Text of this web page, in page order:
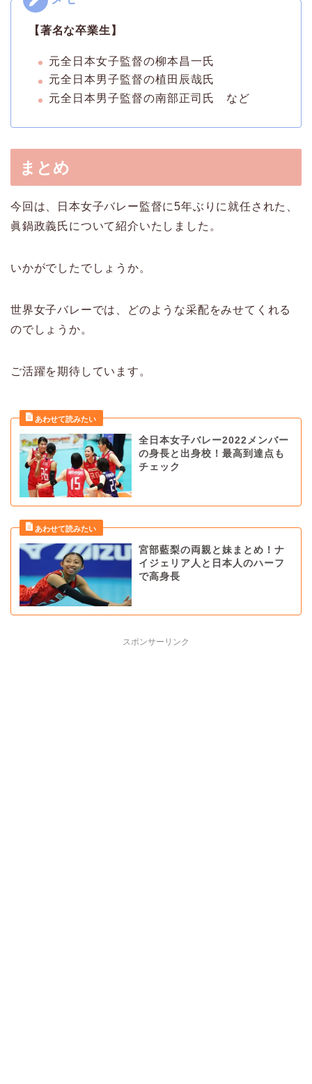
【著名な卒業生】
元全日本女子監督の柳本昌一氏
元全日本男子監督の植田辰哉氏
元全日本男子監督の南部正司氏 など
まとめ
今回は、日本女子バレー監督に5年ぶりに就任された、
眞鍋政義氏について紹介いたしました。
いかがでしたでしょうか。
世界女子バレーでは、どのような采配をみせてくれる
のでしょうか。
ご活躍を期待しています。
全日本女子バレー2022メンバー
の身長と出身校！最高到達点も
チェック
宮部藍梨の両親と妹まとめ！ナ
イジェリア人と日本人のハーフ
で高身長
スポンサーリンク